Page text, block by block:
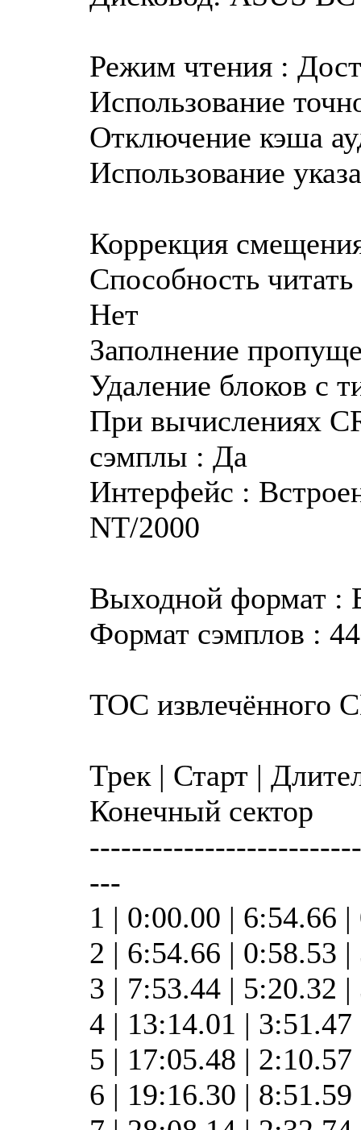
Режим чтения :
Использование
Отключение кэша
Использование
Коррекция
Способность
Нет
Заполнение
Удаление блоков с
При вычислениях
сэмплы : Да
Интерфейс :
NT/2000
Выходной формат :
Формат сэмплов :
TOC извлечённого
Трек | Старт |
Конечный сектор
---
1 | 0:00.00 | 6:54.66 |
2 | 6:54.66 | 0:58.53 |
3 | 7:53.44 | 5:20.32
4 | 13:14.01 |
5 | 17:05.48 |
6 | 19:16.30 |